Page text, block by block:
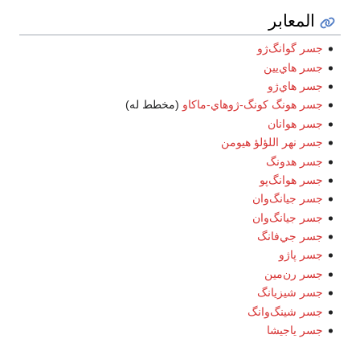
المعابر
جسر گوانگ‌ژو
جسر هاي‌يين
جسر هاي‌ژو
جسر هونگ كونگ-ژوهاي-ماكاو (مخطط له)
جسر هوانان
جسر نهر اللؤلؤ هيومن
جسر هدونگ
جسر هوانگ‌پو
جسر جيانگ‌وان
جسر جيانگ‌وان
جسر جي‌فانگ
جسر پاژو
جسر رن‌مين
جسر شيزيانگ
جسر شينگ‌وانگ
جسر ياجيشا